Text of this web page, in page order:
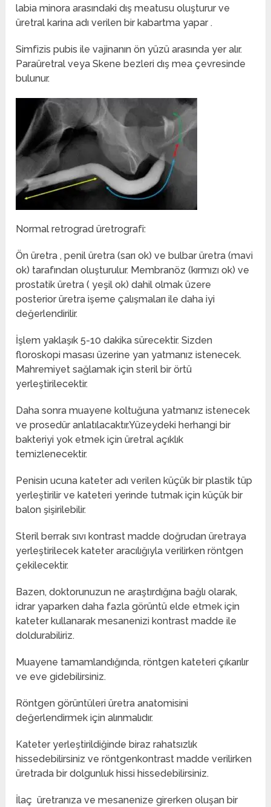
labia minora arasındaki dış meatusu oluşturur ve
üretral karina adı verilen bir kabartma yapar .
Simfizis pubis ile vajinanın ön yüzü arasında yer alır.
Paraüretral veya Skene bezleri dış mea çevresinde
bulunur.
Normal retrograd üretrografi:
Ön üretra , penil üretra (sarı ok) ve bulbar üretra (mavi
ok) tarafından oluşturulur. Membranöz (kırmızı ok) ve
prostatik üretra ( yeşil ok) dahil olmak üzere
posterior üretra işeme çalışmaları ile daha iyi
değerlendirilir.
İşlem yaklaşık 5-10 dakika sürecektir. Sizden
floroskopi masası üzerine yan yatmanız istenecek.
Mahremiyet sağlamak için steril bir örtü
yerleştirilecektir.
Daha sonra muayene koltuğuna yatmanız istenecek
ve prosedür anlatılacaktır.Yüzeydeki herhangi bir
bakteriyi yok etmek için üretral açıklık
temizlenecektir.
Penisin ucuna kateter adı verilen küçük bir plastik tüp
yerleştirilir ve kateteri yerinde tutmak için küçük bir
balon şişirilebilir.
Steril berrak sıvı kontrast madde doğrudan üretraya
yerleştirilecek kateter aracılığıyla verilirken röntgen
çekilecektir.
Bazen, doktorunuzun ne araştırdığına bağlı olarak,
idrar yaparken daha fazla görüntü elde etmek için
kateter kullanarak mesanenizi kontrast madde ile
doldurabiliriz.
Muayene tamamlandığında, röntgen kateteri çıkarılır
ve eve gidebilirsiniz.
Röntgen görüntüleri üretra anatomisini
değerlendirmek için alınmalıdır.
Kateter yerleştirildiğinde biraz rahatsızlık
hissedebilirsiniz ve röntgenkontrast madde verilirken
üretrada bir dolgunluk hissi hissedebilirsiniz.
İlaç üretranıza ve mesanenize girerken oluşan bir